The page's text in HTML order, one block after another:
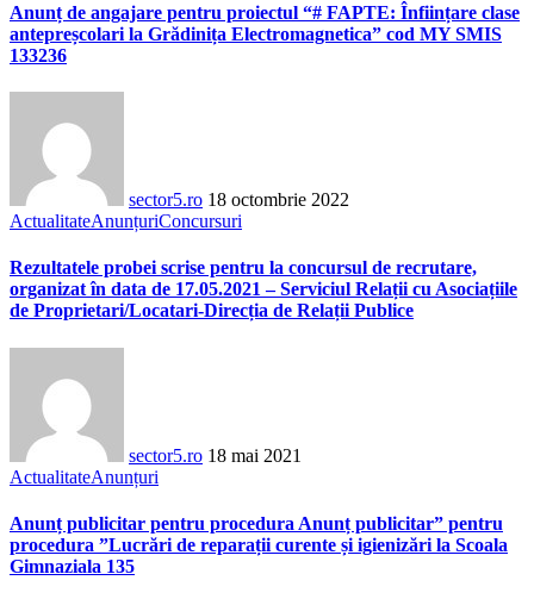
Anunț de angajare pentru proiectul “# FAPTE: Înființare clase
antepreșcolari la Grădinița Electromagnetica” cod MY SMIS
133236
sector5.ro 18 octombrie 2022
ActualitateAnunțuriConcursuri
Rezultatele probei scrise pentru la concursul de recrutare,
organizat în data de 17.05.2021 – Serviciul Relații cu Asociațiile
de Proprietari/Locatari-Direcția de Relații Publice
sector5.ro 18 mai 2021
ActualitateAnunțuri
Anunț publicitar pentru procedura Anunț publicitar” pentru
procedura ”Lucrări de reparații curente și igienizări la Scoala
Gimnaziala 135